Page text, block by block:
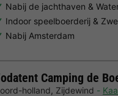
Nabij de jachthaven &
Indoor speelboerderij &
Nabij Amsterdam
Camping de
holland, Zijdewind